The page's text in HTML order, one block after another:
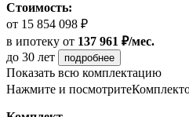
Стоимость:
от 15 854 098 ₽
в ипотеку от 137 961 ₽/мес.
до 30 лет
подробнее
Показать всю комплектацию
Нажмите и посмотритеКомплект